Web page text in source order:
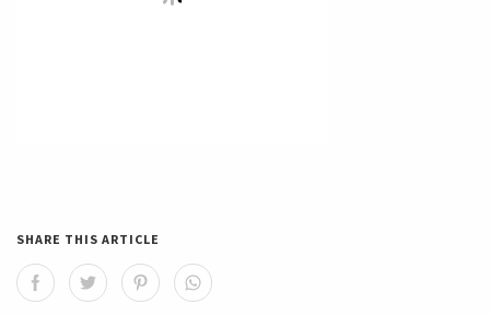
SHARE THIS ARTICLE